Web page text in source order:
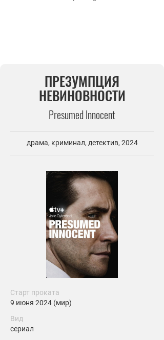
ПРЕЗУМПЦИЯ
НЕВИНОВНОСТИ
Presumed Innocent
драма, криминал, детектив, 2024
Старт проката
9 июня 2024 (мир)
Вид
сериал